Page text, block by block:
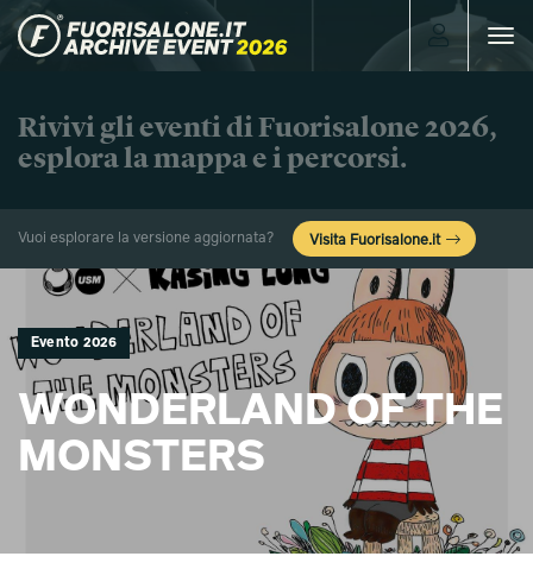
Toggle
Rivivi gli eventi di Fuorisalone 2026,
esplora la mappa e i percorsi.
Vuoi esplorare la versione aggiornata? Visita Fuorisalone.it
Evento 2026
WONDERLAND OF THE
MONSTERS